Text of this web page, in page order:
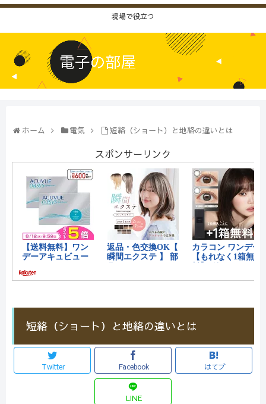
現場で役立つ
ホーム 電気 短絡（ショート）と地絡の違いとは
スポンサーリンク
短絡（ショート）と地絡の違いとは
Twitter Facebook はてブ
LINE